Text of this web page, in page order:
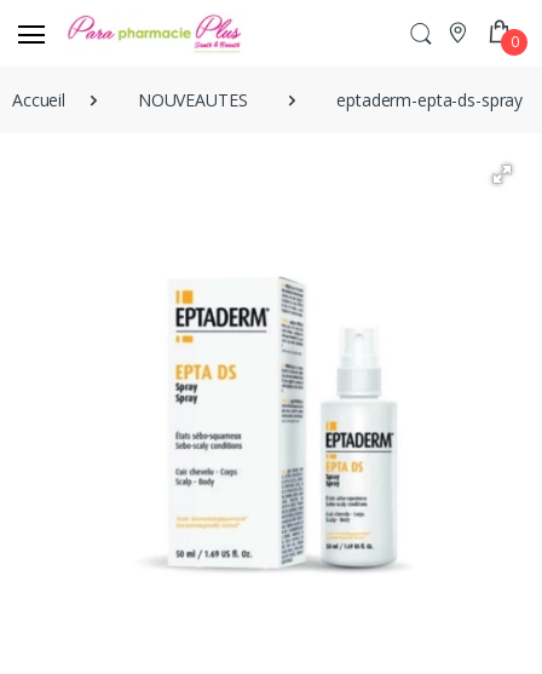
0
Accueil NOUVEAUTES eptaderm-epta-ds-spray-